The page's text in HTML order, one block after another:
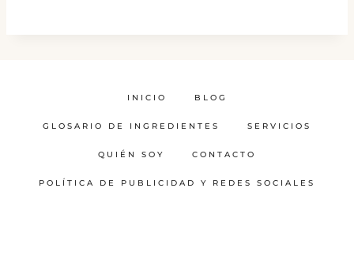
INICIO BLOG
GLOSARIO DE INGREDIENTES SERVICIOS
QUIÉN SOY CONTACTO
POLÍTICA DE PUBLICIDAD Y REDES SOCIALES